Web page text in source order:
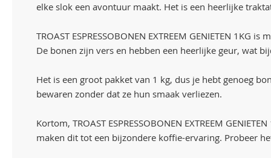
elke slok een avontuur maakt. Het is een heerlijke
TROAST ESPRESSOBONEN EXTREEM GENIETEN
De bonen zijn vers en hebben een heerlijke geur, wat
Het is een groot pakket van 1 kg, dus je hebt genoeg
bewaren zonder dat ze hun smaak verliezen.
Kortom, TROAST ESPRESSOBONEN EXTREEM
maken dit tot een bijzondere koffie-ervaring. Probeer